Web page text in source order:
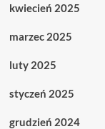
kwiecień 2025
marzec 2025
luty 2025
styczeń 2025
grudzień 2024